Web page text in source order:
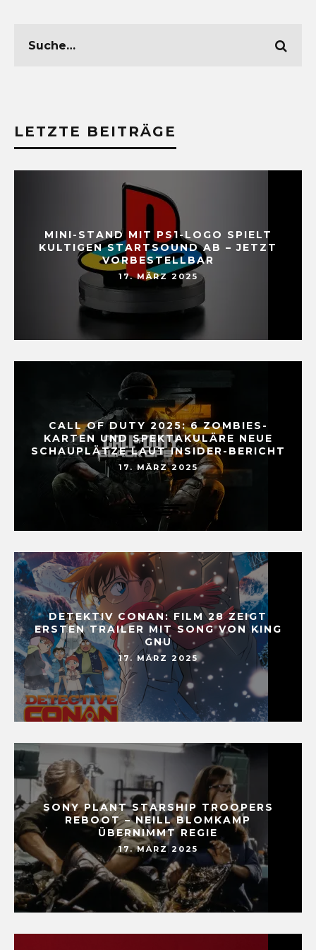
LETZTE BEITRÄGE
MINI-STAND MIT PS1-LOGO SPIELT
KULTIGEN STARTSOUND AB – JETZT
VORBESTELLBAR
17. MÄRZ 2025
CALL OF DUTY 2025: 6 ZOMBIES-
KARTEN UND SPEKTAKULÄRE NEUE
SCHAUPLÄTZE LAUT INSIDER-BERICHT
17. MÄRZ 2025
DETEKTIV CONAN: FILM 28 ZEIGT
ERSTEN TRAILER MIT SONG VON KING
GNU
17. MÄRZ 2025
SONY PLANT STARSHIP TROOPERS
REBOOT – NEILL BLOMKAMP
ÜBERNIMMT REGIE
17. MÄRZ 2025